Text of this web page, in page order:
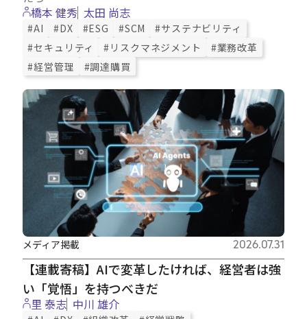
橋本 健秀 太田 尚志
#AI #DX #ESG #SCM
#サステナビリティ
#セキュリティ
#リスクマネジメント
#業務改革
#経営管理
#調達購買
【連載寄稿】AIで変革したければ、経営者は強
い「覚悟」を持つべきだ
メディア掲載 2026.07.31
里 泰志 中川 雄介